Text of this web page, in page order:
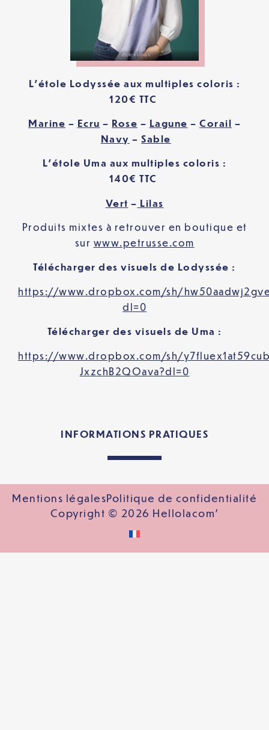
L’étole Lodyssée aux multiples coloris :
120€ TTC
Marine – Ecru – Rose – Lagune – Corail –
Navy –Sable
L’étole Uma aux multiples coloris :
140€ TTC
Vert – Lilas
Produits mixtes à retrouver en boutique et
sur www.petrusse.com
Télécharger des visuels de Lodyssée :
https://www.dropbox.com/sh/
dl=0
Télécharger des visuels de Uma :
https://www.dropbox.com/sh/
JxzchB2QOava?dl=0
INFORMATIONS PRATIQUES
Mentions légalesPolitique de confidentialité
Copyright © 2026 Hellolacom'